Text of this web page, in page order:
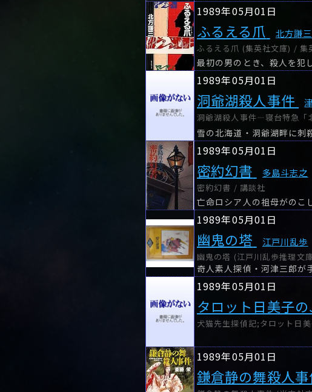
1989年05月01日
ふるえる爪 北方謙三
ふるえる爪 (集英社文庫) / 集
最初の男のとき、殺人を犯
1989年05月01日
洞爺湖殺人事件
洞爺湖殺人事件―寝台特急「
1989年05月01日
密約幻書 多島斗志之
密約幻書 / 講談社
1989年05月01日
幽鬼の塔 江戸川乱歩
幽鬼の塔 (江戸川乱歩推理文
1989年05月01日
タロット日美子
犬猫先生探偵記;タロット日
1989年05月01日
鎌倉静の舞殺人事